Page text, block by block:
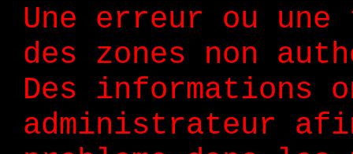
Une erreur ou
des zones non
Des informations
administrateur